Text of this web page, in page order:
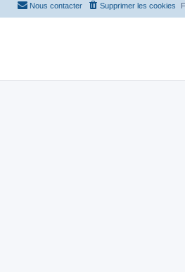
Supprimer les cookies
Nous contacter